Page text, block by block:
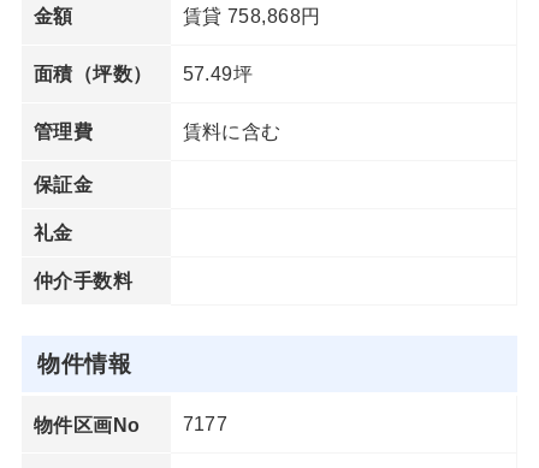
金額 賃貸 758,868円
面積（坪数） 57.49坪
管理費 賃料に含む
保証金
礼金
仲介手数料
物件情報
物件区画No 7177